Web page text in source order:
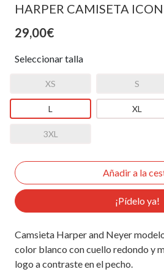
HARPER CAMISETA
29,00€
Seleccionar talla
XS S
L XL
3XL
¡Pídelo ya!
Camsieta Harper and Neyer
color blanco con cuello redondo y
logo a contraste en el pecho.